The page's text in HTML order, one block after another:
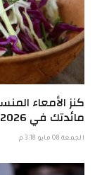
مائدتك في 2026
الجمعة 08 مايو 3:18 م